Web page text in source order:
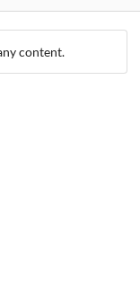
content.